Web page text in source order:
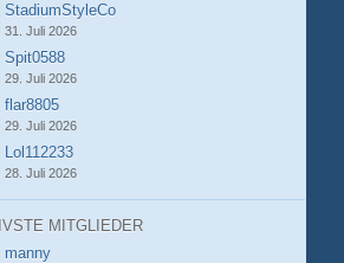
StadiumStyleCo
31. Juli 2026
Spit0588
29. Juli 2026
flar8805
29. Juli 2026
Lol112233
28. Juli 2026
MITGLIEDER
manny